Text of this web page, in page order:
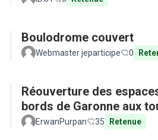
Boulodrome couvert
Webmaster jeparticipe 0
Réouverture des
bords de Garonne aux
ErwanPurpan 35 Retenue